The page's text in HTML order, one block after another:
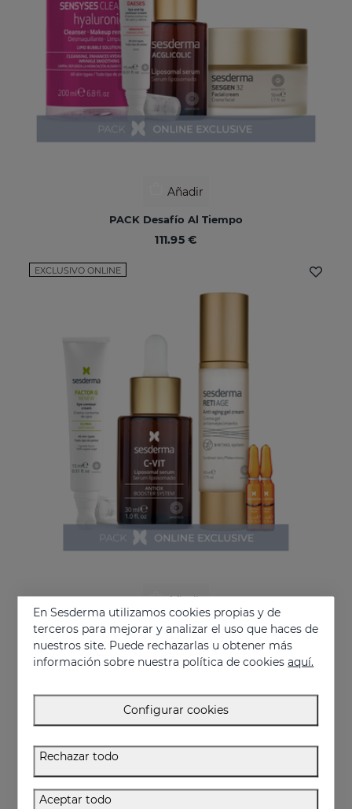
Añadir
PACK Desafío Al Tiempo
111.95 €
EXCLUSIVO ONLINE
Añadir
PACK Antiedad Y Luz
123.95 €
La rutina antiedad definitiva diseñada
En Sesderma utilizamos cookies propias y de
terceros para mejorar y analizar el uso que haces de
nuestros site. Puede rechazarlas u obtener más
información sobre nuestra política de cookiesaquí.
Configurar cookies
Rechazar todo
Aceptar todo